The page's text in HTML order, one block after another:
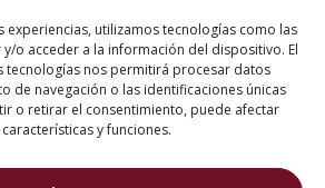
experiencias, utilizamos tecnologías como las
o acceder a la información del dispositivo. El
tecnologías nos permitirá procesar datos
de navegación o las identificaciones únicas
o retirar el consentimiento, puede afectar
y funciones.
ESAH
1331
por